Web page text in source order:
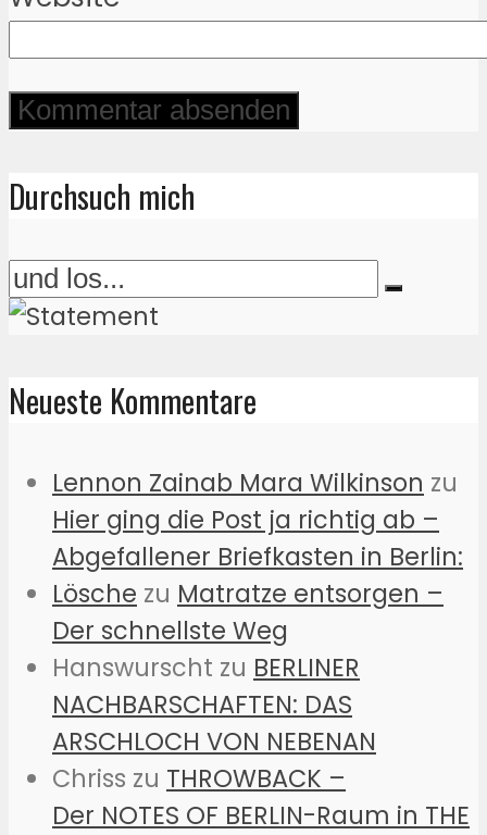
Durchsuch mich
Neueste Kommentare
Lennon Zainab Mara Wilkinson zu
Hier ging die Post ja richtig ab –
Abgefallener Briefkasten in Berlin:
Lösche zu Matratze entsorgen –
Der schnellste Weg
Hanswurscht zu BERLINER
NACHBARSCHAFTEN: DAS
ARSCHLOCH VON NEBENAN
Chriss zu THROWBACK –
Der NOTES OF BERLIN-Raum in THE